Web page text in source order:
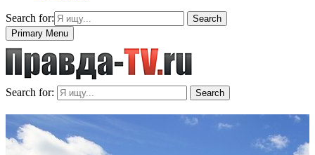
Search for:
Search
Primary Menu
Search for: Search